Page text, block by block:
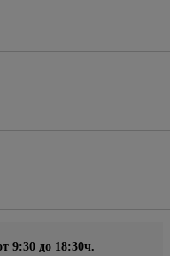
9:30 до 18:30ч.